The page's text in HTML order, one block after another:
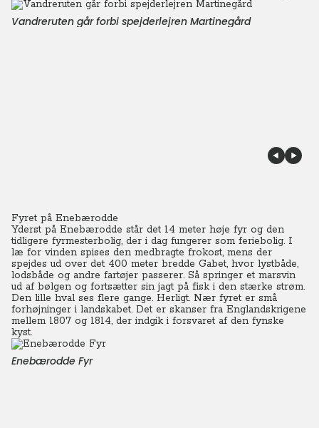
Vandreruten går forbi spejderlejren Martinegård
Fyret på Enebærodde
Yderst på Enebærodde står det 14 meter høje fyr og den
tidligere fyrmesterbolig, der i dag fungerer som feriebolig. I
læ for vinden spises den medbragte frokost, mens der
spejdes ud over det 400 meter bredde Gabet, hvor lystbåde,
lodsbåde og andre fartøjer passerer. Så springer et marsvin
ud af bølgen og fortsætter sin jagt på fisk i den stærke strøm.
Den lille hval ses flere gange. Herligt. Nær fyret er små
forhøjninger i landskabet. Det er skanser fra Englandskrigene
mellem 1807 og 1814, der indgik i forsvaret af den fynske
kyst.
Enebærodde Fyr